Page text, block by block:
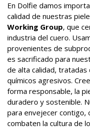
En Dolfie damos
calidad de nuestras
Working Group, que
industria del cuero.
provenientes de
es sacrificado para
de alta calidad,
químicos agresivos.
forma responsable, la
duradero y sostenible.
para envejecer contigo,
combaten la cultura de